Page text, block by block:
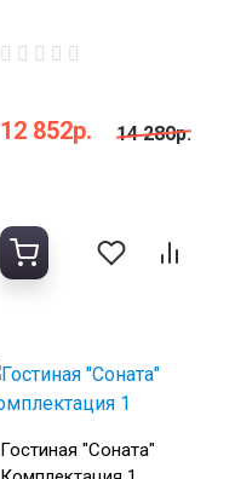
12 852р. 14 280р.
Гостиная "Соната"